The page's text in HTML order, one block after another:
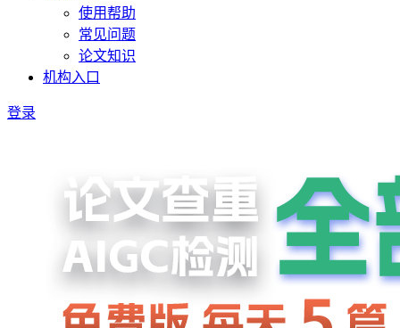
使用帮助
常见问题
论文知识
机构入口
登录